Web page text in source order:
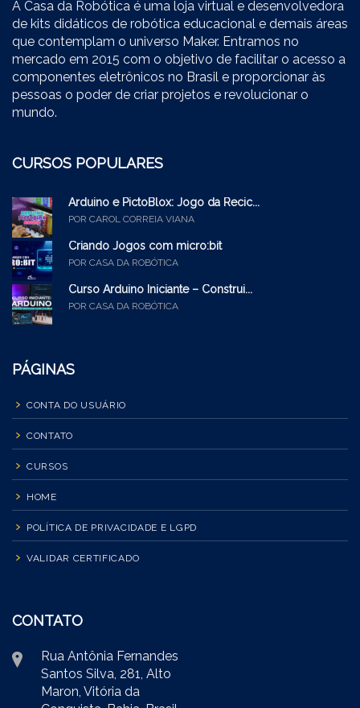
A Casa da Robótica é uma loja virtual e desenvolvedora
de kits didáticos de robótica educacional e demais áreas
que contemplam o universo Maker. Entramos no
mercado em 2015 com o objetivo de facilitar o acesso a
componentes eletrônicos no Brasil e proporcionar às
pessoas o poder de criar projetos e revolucionar o
mundo.
CURSOS POPULARES
Arduino e PictoBlox: Jogo da Recic...
POR CAROL CORREIA VIANA
Criando Jogos com micro:bit
POR CASA DA ROBÓTICA
Curso Arduino Iniciante – Construi...
POR CASA DA ROBÓTICA
PÁGINAS
CONTA DO USUÁRIO
CONTATO
CURSOS
HOME
POLÍTICA DE PRIVACIDADE E LGPD
VALIDAR CERTIFICADO
CONTATO
Rua Antônia Fernandes
Santos Silva, 281, Alto
Maron, Vitória da